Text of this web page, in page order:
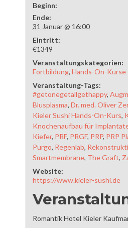
Beginn:
Ende:
31 Januar @ 16:00
Eintritt:
€1349
Veranstaltungskategorien:
Fortbildung, Hands-On-Kurse
Veranstaltung-Tags:
#getonegetallgethappy,
Blusplasma, Dr. med. Oliver
Kieler Sushi Hands-On-Kurs,
Knochenaufbau für
Kiefer, PRF, PRGF, PRP, PRP
Purgo, Regenlab,
Smartmembrane, The Graft,
Website:
https://www.kieler-sushi.de
Romantik Hotel Kieler